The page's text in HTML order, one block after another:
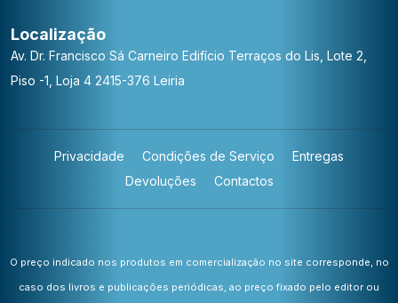
Localização
Av. Dr. Francisco Sá Carneiro Edifício Terraços do Lis, Lote 2,
Piso -1, Loja 4 2415-376 Leiria
Privacidade Condições de Serviço
Entregas
Devoluções
Contactos
O preço indicado nos produtos em comercialização no site corresponde, no
caso dos livros e publicações periódicas, ao preço fixado pelo editor ou